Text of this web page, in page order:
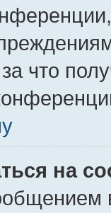
что
на